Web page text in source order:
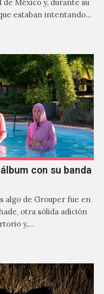
de México y, durante su
estaban intentando…
con su banda
algo de Grouper fue en
otra sólida adición
y,…